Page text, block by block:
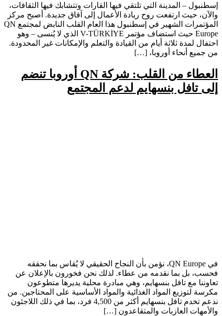
إسطنبول – المدينة التي تلتقي فيها القارات وتتشابك فيها الثقافات،
والآن، حيث ارتفعت روح ريادة الأعمال إلى آفاق جديدة. أصبح مركز
المؤتمرات الشهير في إسطنبول هذا العام القلب النابض لمجتمع QN
Europe حيث استضاف مؤتمر V-TÜRKİYE الذي لا يُنسى – وهو
احتفال لمدة ثلاثة أيام من القيادة والتعلم والإمكانات غير المحدودة.
من جميع أنحاء أوروبا، […]
العطاء من القلب: شركة QN أوروبا تنضم
إلى تافل بنسهايم لدعم المجتمع
في QN Europe، نؤمن بأن النجاح الحقيقي لا يُقاس بما نحققه
فحسب، بل بما نقدمه من عطاء. لذلك نحن فخورون بالإعلان عن
تعاوننا مع تافل بنسهايم، وهي مبادرة محلية يديرها متطوعون
مكرسة لتوزيع المواد الغذائية والمواد الأساسية على المحتاجين. من
ندعم تخدم تافل بنسهايم أكثر من 4,500 فرد، بما في ذلك اللاجئون
والأمهات العازبات والمتقاعدون […]